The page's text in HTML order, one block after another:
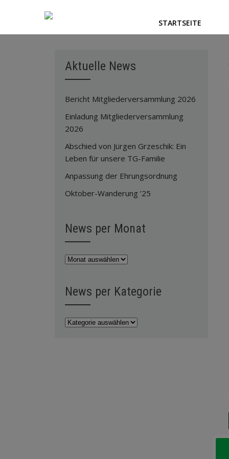
STARTSEITE
Aktuelle News
Bericht Mitgliederversammlung 2026
Einladung Mitgliederversammlung
2026
Abschied von Jürgen Grzeschik: Ein
Leben für unsere TG-Familie
Anpassung der Ehrungsordnung
Oktober-Wanderung ’25
News per Monat
News
News per Kategorie
News